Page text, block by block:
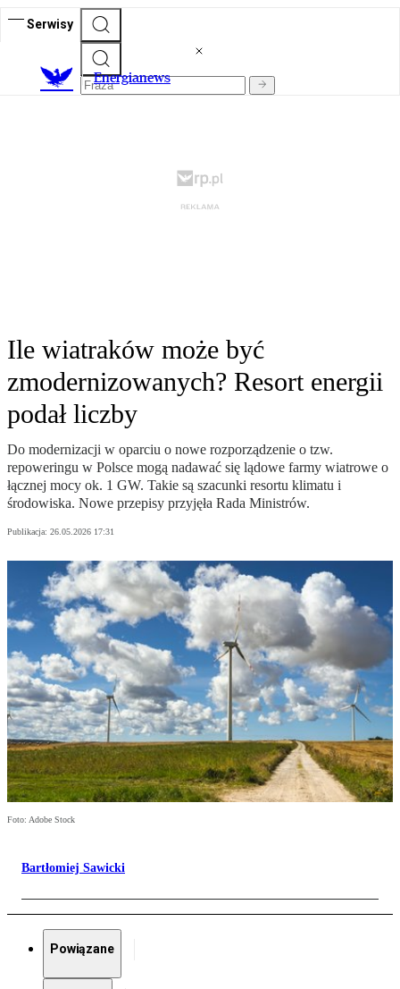
Serwisy
Energianews
Ile wiatraków może być
zmodernizowanych? Resort energii
podał liczby
Do modernizacji w oparciu o nowe rozporządzenie o tzw.
repoweringu w Polsce mogą nadawać się lądowe farmy wiatrowe o
łącznej mocy ok. 1 GW. Takie są szacunki resortu klimatu i
środowiska. Nowe przepisy przyjęła Rada Ministrów.
Publikacja: 26.05.2026 17:31
Foto: Adobe Stock
Bartłomiej Sawicki
Powiązane